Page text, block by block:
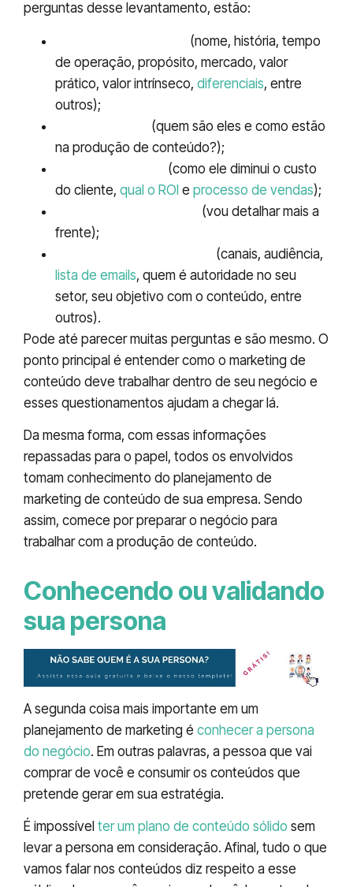
perguntas desse levantamento, estão:
(nome, história, tempo
de operação, propósito, mercado, valor
prático, valor intrínseco, diferenciais, entre
outros);
(quem são eles e como estão
na produção de conteúdo?);
(como ele diminui o custo
do cliente, qual o ROI e processo de vendas);
(vou detalhar mais a
frente);
(canais, audiência,
lista de emails, quem é autoridade no seu
setor, seu objetivo com o conteúdo, entre
outros).
Pode até parecer muitas perguntas e são mesmo. O
ponto principal é entender como o marketing de
conteúdo deve trabalhar dentro de seu negócio e
esses questionamentos ajudam a chegar lá.
Da mesma forma, com essas informações
repassadas para o papel, todos os envolvidos
tomam conhecimento do planejamento de
marketing de conteúdo de sua empresa. Sendo
assim, comece por preparar o negócio para
trabalhar com a produção de conteúdo.
Conhecendo ou validando
sua persona
A segunda coisa mais importante em um
planejamento de marketing é conhecer a persona
do negócio. Em outras palavras, a pessoa que vai
comprar de você e consumir os conteúdos que
pretende gerar em sua estratégia.
É impossível ter um plano de conteúdo sólido sem
levar a persona em consideração. Afinal, tudo o que
vamos falar nos conteúdos diz respeito a esse